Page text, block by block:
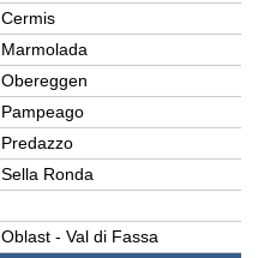
Cermis
Marmolada
Obereggen
Pampeago
Predazzo
Sella Ronda
Oblast - Val di Fassa